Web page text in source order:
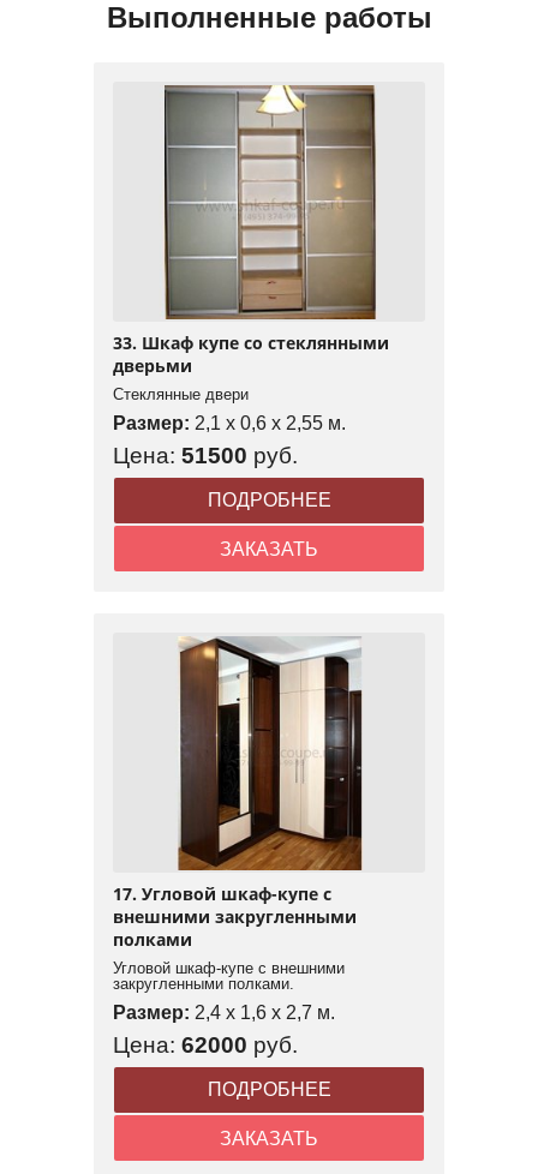
Выполненные работы
33. Шкаф купе со стеклянными
дверьми
Стеклянные двери
Размер: 2,1 x 0,6 x 2,55 м.
Цена: 51500 руб.
ПОДРОБНЕЕ
ЗАКАЗАТЬ
17. Угловой шкаф-купе с
внешними закругленными
полками
Угловой шкаф-купе с внешними
закругленными полками.
Размер: 2,4 x 1,6 x 2,7 м.
Цена: 62000 руб.
ПОДРОБНЕЕ
ЗАКАЗАТЬ